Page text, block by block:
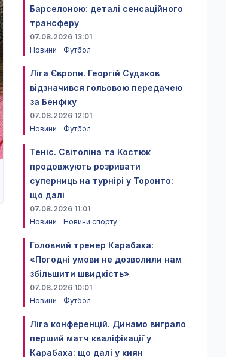
Барселоною: деталі сенсаційного
трансферу
07.08.2026 13:01
Новини
Футбол
Ліга Європи. Георгій Судаков
відзначився гольовою передачею
за Бенфіку
07.08.2026 12:01
Новини
Футбол
Теніс. Світоліна та Костюк
продовжують розривати
суперниць на турнірі у Торонто:
що далі
07.08.2026 11:01
Новини
Новини спорту
Головний тренер Карабаха:
«Погодні умови не дозволили нам
збільшити швидкість»
07.08.2026 10:01
Новини
Футбол
Ліга конференцій. Динамо виграло
перший матч кваліфікації у
Карабаха: що далі у киян